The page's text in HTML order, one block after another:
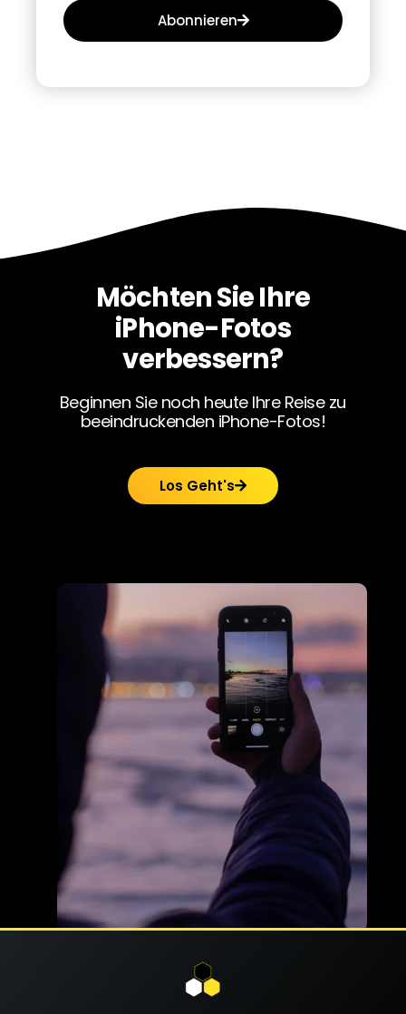
Abonnieren
Möchten Sie Ihre
iPhone-Fotos
verbessern?
Beginnen Sie noch heute Ihre Reise zu
beeindruckenden iPhone-Fotos!
Los Geht's